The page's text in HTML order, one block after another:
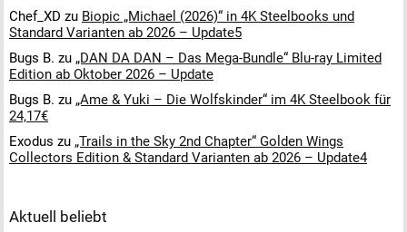
Chef_XD zu Biopic „Michael (2026)“ in 4K Steelbooks und
Standard Varianten ab 2026 – Update5
Bugs B. zu „DAN DA DAN – Das Mega-Bundle“ Blu-ray Limited
Edition ab Oktober 2026 – Update
Bugs B. zu „Ame & Yuki – Die Wolfskinder“ im 4K Steelbook für
24,17€
Exodus zu „Trails in the Sky 2nd Chapter“ Golden Wings
Collectors Edition & Standard Varianten ab 2026 – Update4
Aktuell beliebt